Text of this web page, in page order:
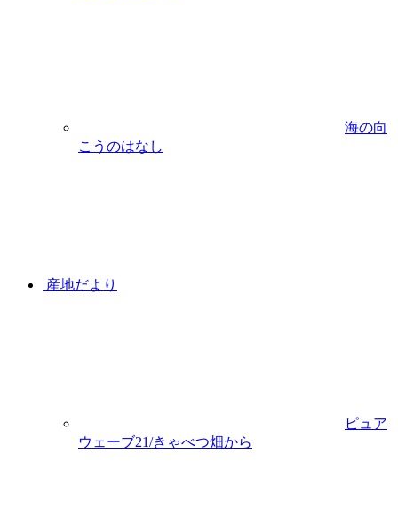
海の向
こうのはなし
産地だより
ピュア
ウェーブ21/きゃべつ畑から